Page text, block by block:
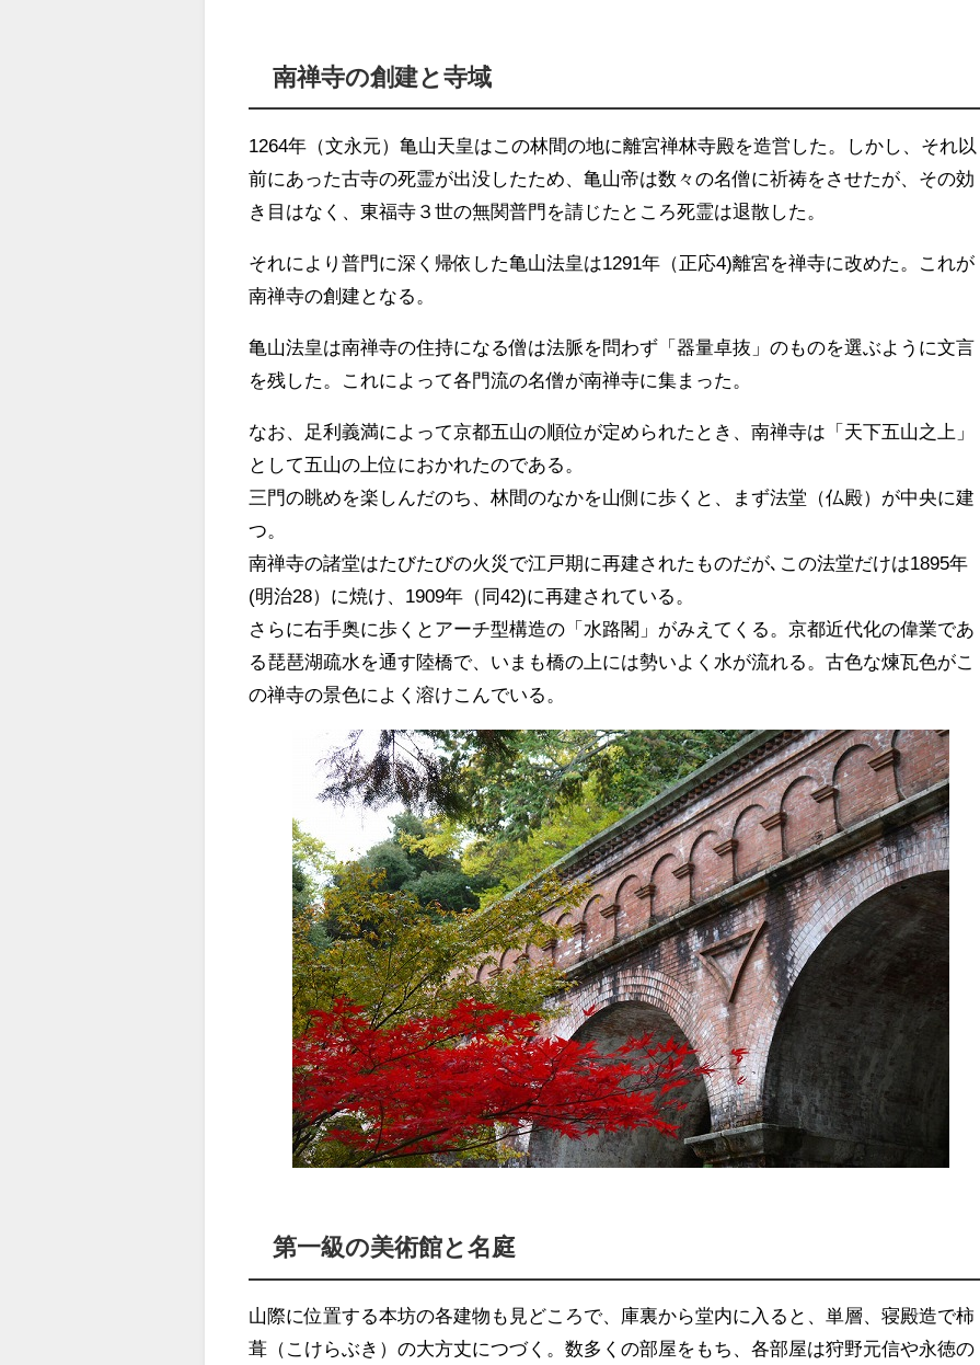
南禅寺の創建と寺域
1264年（文永元）亀山天皇はこの林間の地に離宮禅林寺殿を造営した。しかし、それ以
前にあった古寺の死霊が出没したため、亀山帝は数々の名僧に祈祷をさせたが、その効
き目はなく、東福寺３世の無関普門を請じたところ死霊は退散した。
それにより普門に深く帰依した亀山法皇は1291年（正応4)離宮を禅寺に改めた。これが
南禅寺の創建となる。
亀山法皇は南禅寺の住持になる僧は法脈を問わず「器量卓抜」のものを選ぶように文言
を残した。これによって各門流の名僧が南禅寺に集まった。
なお、足利義満によって京都五山の順位が定められたとき、南禅寺は「天下五山之上」
として五山の上位におかれたのである。
三門の眺めを楽しんだのち、林間のなかを山側に歩くと、まず法堂（仏殿）が中央に建
つ。
南禅寺の諸堂はたびたびの火災で江戸期に再建されたものだが､この法堂だけは1895年
(明治28）に焼け、1909年（同42)に再建されている。
さらに右手奥に歩くとアーチ型構造の「水路閣」がみえてくる。京都近代化の偉業であ
る琵琶湖疏水を通す陸橋で、いまも橋の上には勢いよく水が流れる。古色な煉瓦色がこ
の禅寺の景色によく溶けこんでいる。
第一級の美術館と名庭
山際に位置する本坊の各建物も見どころで、庫裏から堂内に入ると、単層、寝殿造で柿
葺（こけらぶき）の大方丈につづく。数多くの部屋をもち、各部屋は狩野元信や永徳の